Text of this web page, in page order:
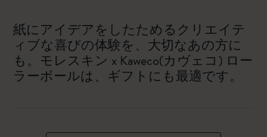
紙にアイデアをしたためるクリエイテ
ィブな喜びの体験を、大切なあの方に
も。モレスキン x Kaweco(カヴェコ) ロー
ラーボールは、ギフトにも最適です。